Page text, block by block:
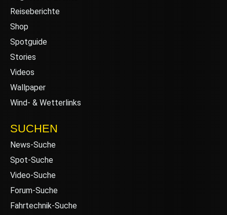
Reiseberichte
Shop
Spotguide
Stories
Videos
Wallpaper
Wind- & Wetterlinks
SUCHEN
News-Suche
Spot-Suche
Video-Suche
Forum-Suche
Fahrtechnik-Suche